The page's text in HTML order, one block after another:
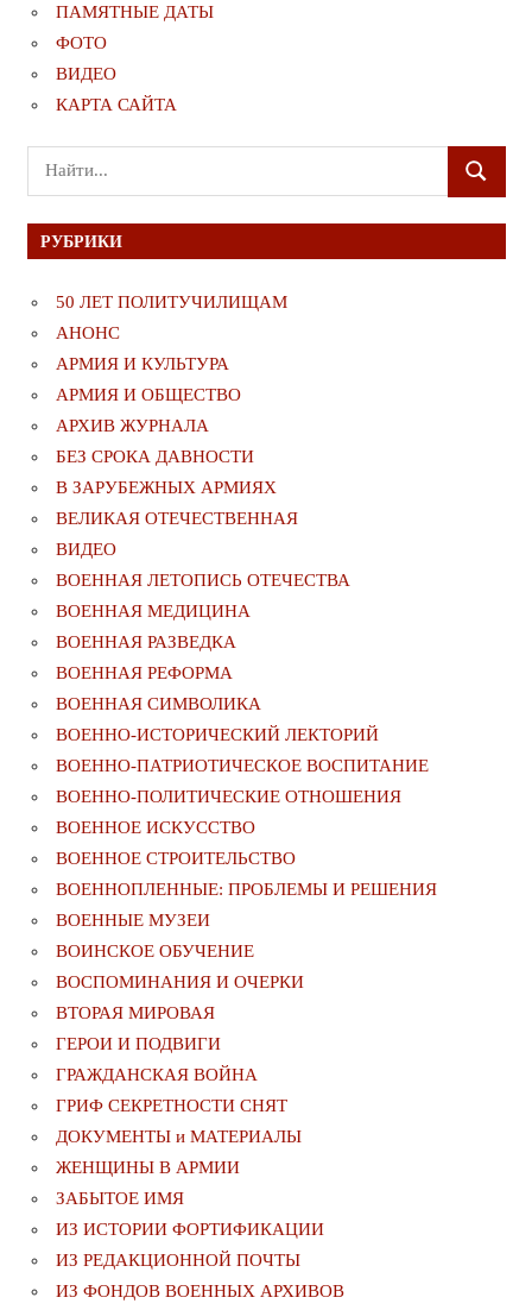
ПАМЯТНЫЕ ДАТЫ
ФОТО
ВИДЕО
КАРТА САЙТА
Поиск
для:
ПОИСК
РУБРИКИ
50 ЛЕТ ПОЛИТУЧИЛИЩАМ
АНОНС
АРМИЯ И КУЛЬТУРА
АРМИЯ И ОБЩЕСТВО
АРХИВ ЖУРНАЛА
БЕЗ СРОКА ДАВНОСТИ
В ЗАРУБЕЖНЫХ АРМИЯХ
ВЕЛИКАЯ ОТЕЧЕСТВЕННАЯ
ВИДЕО
ВОЕННАЯ ЛЕТОПИСЬ ОТЕЧЕСТВА
ВОЕННАЯ МЕДИЦИНА
ВОЕННАЯ РАЗВЕДКА
ВОЕННАЯ РЕФОРМА
ВОЕННАЯ СИМВОЛИКА
ВОЕННО-ИСТОРИЧЕСКИЙ ЛЕКТОРИЙ
ВОЕННО-ПАТРИОТИЧЕСКОЕ ВОСПИТАНИЕ
ВОЕННО-ПОЛИТИЧЕСКИE ОТНОШЕНИЯ
ВОЕННОЕ ИСКУССТВО
ВОЕННОЕ СТРОИТЕЛЬСТВО
ВОЕННОПЛЕННЫЕ: ПРОБЛЕМЫ И РЕШЕНИЯ
ВОЕННЫЕ МУЗЕИ
ВОИНСКОЕ ОБУЧЕНИЕ
ВОСПОМИНАНИЯ И ОЧЕРКИ
ВТОРАЯ МИРОВАЯ
ГЕРОИ И ПОДВИГИ
ГРАЖДАНСКАЯ ВОЙНА
ГРИФ СЕКРЕТНОСТИ СНЯТ
ДОКУМЕНТЫ и МАТЕРИАЛЫ
ЖЕНЩИНЫ В АРМИИ
ЗАБЫТОЕ ИМЯ
ИЗ ИСТОРИИ ФОРТИФИКАЦИИ
ИЗ РЕДАКЦИОННОЙ ПОЧТЫ
ИЗ ФОНДОВ ВОЕННЫХ АРХИВОВ